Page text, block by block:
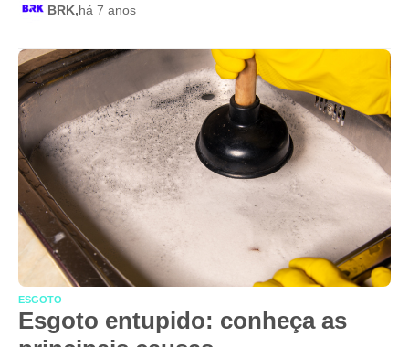
BRK,há 7 anos
ESGOTO
Esgoto entupido: conheça as